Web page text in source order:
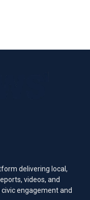
delivering local,
videos, and
engagement and